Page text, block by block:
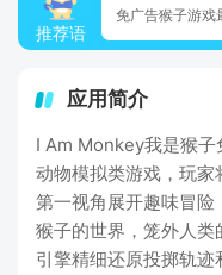
推荐语
免广告猴子游戏
应用简介
I Am Monkey我是猴
动物模拟类游戏，玩
第一视角展开趣味冒
猴子的世界，笼外人
引擎精细还原投掷轨